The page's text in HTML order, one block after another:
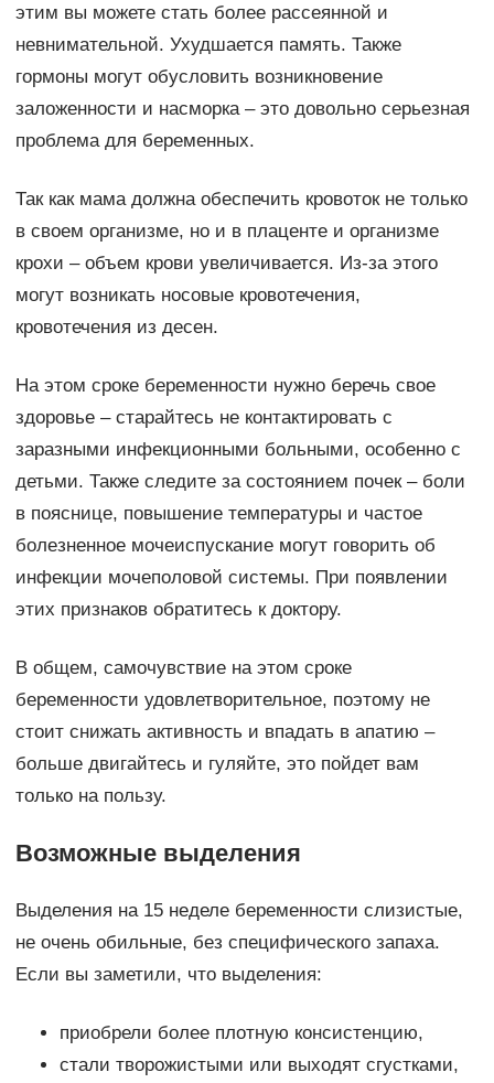
этим вы можете стать более рассеянной и
невнимательной. Ухудшается память. Также
гормоны могут обусловить возникновение
заложенности и насморка – это довольно серьезная
проблема для беременных.
Так как мама должна обеспечить кровоток не только
в своем организме, но и в плаценте и организме
крохи – объем крови увеличивается. Из-за этого
могут возникать носовые кровотечения,
кровотечения из десен.
На этом сроке беременности нужно беречь свое
здоровье – старайтесь не контактировать с
заразными инфекционными больными, особенно с
детьми. Также следите за состоянием почек – боли
в пояснице, повышение температуры и частое
болезненное мочеиспускание могут говорить об
инфекции мочеполовой системы. При появлении
этих признаков обратитесь к доктору.
В общем, самочувствие на этом сроке
беременности удовлетворительное, поэтому не
стоит снижать активность и впадать в апатию –
больше двигайтесь и гуляйте, это пойдет вам
только на пользу.
Возможные выделения
Выделения на 15 неделе беременности слизистые,
не очень обильные, без специфического запаха.
Если вы заметили, что выделения:
приобрели более плотную консистенцию,
стали творожистыми или выходят сгустками,